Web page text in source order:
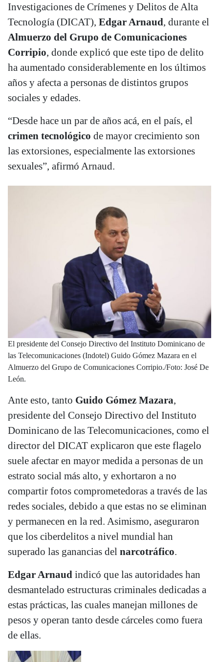
Investigaciones de Crímenes y Delitos de Alta
Tecnología (DICAT), Edgar Arnaud, durante el
Almuerzo del Grupo de Comunicaciones
Corripio, donde explicó que este tipo de delito
ha aumentado considerablemente en los últimos
años y afecta a personas de distintos grupos
sociales y edades.
“Desde hace un par de años acá, en el país, el
crimen tecnológico de mayor crecimiento son
las extorsiones, especialmente las extorsiones
sexuales”, afirmó Arnaud.
El presidente del Consejo Directivo del Instituto Dominicano de
las Telecomunicaciones (Indotel) Guido Gómez Mazara en el
Almuerzo del Grupo de Comunicaciones Corripio./Foto: José De
León.
Ante esto, tanto Guido Gómez Mazara,
presidente del Consejo Directivo del Instituto
Dominicano de las Telecomunicaciones, como el
director del DICAT explicaron que este flagelo
suele afectar en mayor medida a personas de un
estrato social más alto, y exhortaron a no
compartir fotos comprometedoras a través de las
redes sociales, debido a que estas no se eliminan
y permanecen en la red. Asimismo, aseguraron
que los ciberdelitos a nivel mundial han
superado las ganancias del narcotráfico.
Edgar Arnaud indicó que las autoridades han
desmantelado estructuras criminales dedicadas a
estas prácticas, las cuales manejan millones de
pesos y operan tanto desde cárceles como fuera
de ellas.